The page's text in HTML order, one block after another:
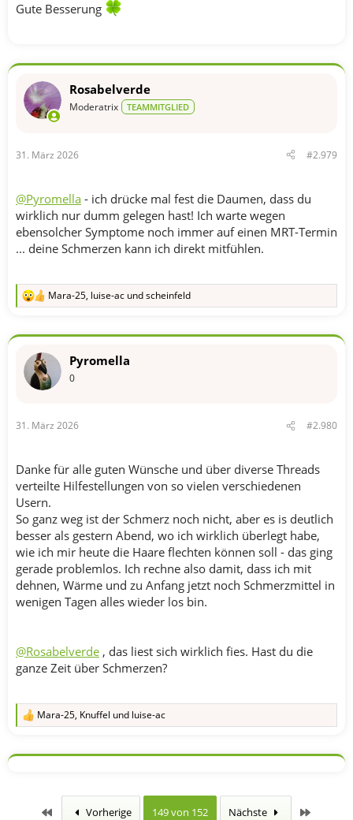
Gute Besserung
Rosabelverde
Moderatrix TEAMMITGLIED
31. März 2026 #2.979
@Pyromella - ich drücke mal fest die Daumen, dass du
wirklich nur dumm gelegen hast! Ich warte wegen
ebensolcher Symptome noch immer auf einen MRT-Termin
... deine Schmerzen kann ich direkt mitfühlen.
R
k
o
:
Mara-25, luise-ac undscheinfeld
Pyromella
0
31. März 2026 #2.980
Danke für alle guten Wünsche und über diverse Threads
verteilte Hilfestellungen von so vielen verschiedenen
Usern.
So ganz weg ist der Schmerz noch nicht, aber es is deutlich
besser als gestern Abend, wo ich wirklich überlegt habe,
wie ich mir heute die Haare flechten können soll - das ging
gerade problemlos. Ich rechne also damit, dass ich mit
dehnen, Wärme und zu Anfang jetzt noch Schmerzmittel in
wenigen Tagen alles wieder los bin.
@Rosabelverde , das liest sich wirklich fies. Hast du die
ganze Zeit über Schmerzen?
R
k
Mara-25, Knuffel und luise-ac
Erste Vorherige 149 von 152 Nächste